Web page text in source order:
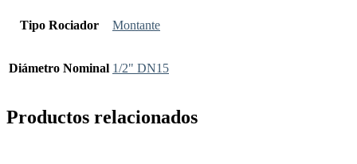
Tipo Rociador Montante
Diámetro Nominal 1/2" DN15
Productos relacionados